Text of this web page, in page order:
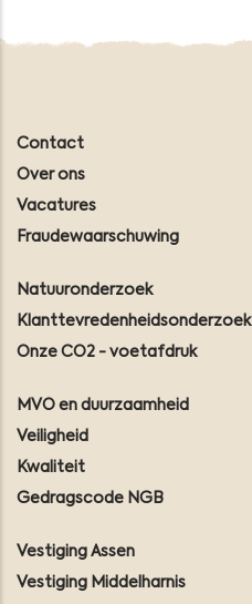
Contact
Over ons
Vacatures
Fraudewaarschuwing
Natuuronderzoek
Klanttevredenheidsonderzoek
Onze CO2 - voetafdruk
MVO en duurzaamheid
Veiligheid
Kwaliteit
Gedragscode NGB
Vestiging Assen
Vestiging Middelharnis